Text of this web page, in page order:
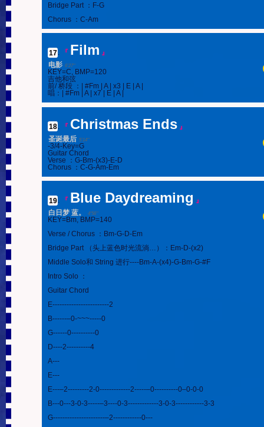
Bridge Part ：F-G
Chorus ：C-Am
17. 『 Film 』
电影 6'27''
KEY=C, BMP=120
吉他和弦
前/ 桥段 ：| #Fm | A | x3 | E | A |
唱：| #Fm | A | x7 | E | A |
18. 『 Christmas Ends 』
圣诞最后 5'14''
-3/4-Key=G
Guitar Chord
Verse ：G-Bm-(x3)-E-D
Chorus ：C-G-Am-Em
19. 『 Blue Daydreaming 』
白日梦 蓝。
4'56''
KEY=Bm, BMP=140
Verse / Chorus ：Bm-G-D-Em
Bridge Part （头上蓝色时光流淌…）：Em-D-(x2)
Middle Solo和 String 进行----Bm-A-(x4)-G-Bm-G-#F
Intro Solo ：
Guitar Chord
E------------------------2
B------–0-~~~-----0
G------0----------0
D----2----------4
A---
E---
E---–2---------2-0-------------2-----–0----------0–0-0-0
B---0---3-0-3-----–3----0-3-------------3-0-3------------3-3
G----------------------–2------------0---